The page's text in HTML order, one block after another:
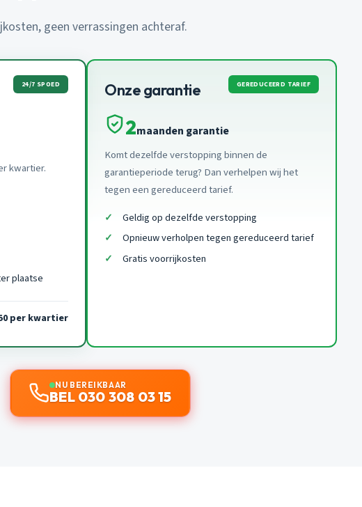
geen verrassingen achteraf.
24/7 SPOED
kwartier.
plaatse
per kwartier
Onze garantie GEREDUCEERD TARIEF
2maanden garantie
Komt dezelfde verstopping binnen de
garantieperiode terug? Dan verhelpen wij het
tegen een gereduceerd tarief.
Geldig op dezelfde verstopping
Opnieuw verholpen tegen gereduceerd tarief
Gratis voorrijkosten
NU BEREIKBAAR
BEL 030 308 03 15